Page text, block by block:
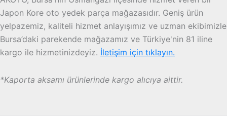
Japon Kore oto yedek parça mağazasıdır. Geniş ürün
yelpazemiz, kaliteli hizmet anlayışımız ve uzman ekibimizle
Bursa’daki parekende mağazamız ve Türkiye'nin 81 iline
kargo ile hizmetinizdeyiz. İletişim için tıklayın.
*Kaporta aksamı ürünlerinde kargo alıcıya aittir.